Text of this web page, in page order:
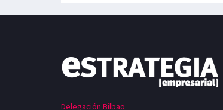
Delegación Bilbao